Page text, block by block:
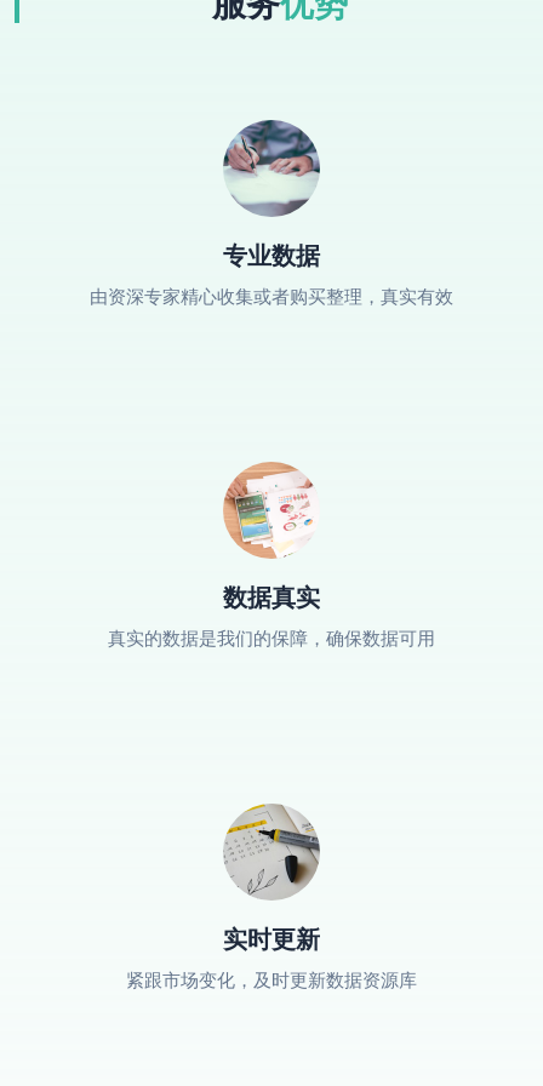
专业数据
由资深专家精心收集或者购买整理，真实有效
数据真实
真实的数据是我们的保障，确保数据可用
实时更新
紧跟市场变化，及时更新数据资源库